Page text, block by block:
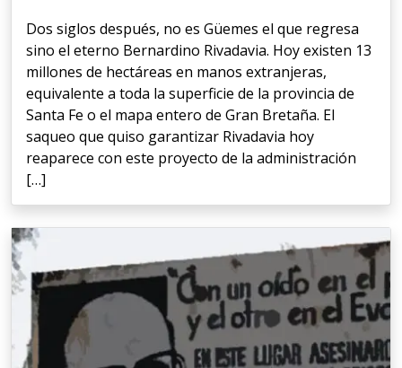
Dos siglos después, no es Güemes el que regresa
sino el eterno Bernardino Rivadavia. Hoy existen 13
millones de hectáreas en manos extranjeras,
equivalente a toda la superficie de la provincia de
Santa Fe o el mapa entero de Gran Bretaña. El
saqueo que quiso garantizar Rivadavia hoy
reaparece con este proyecto de la administración
[…]